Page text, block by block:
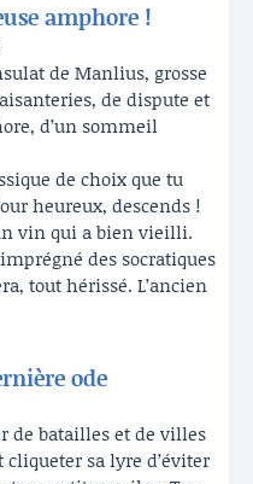
amphore !
de Manlius, grosse
de dispute et
d’un sommeil
de choix que tu
heureux, descends !
vin qui a bien vieilli.
des socratiques
tout hérissé. L’ancien
ode
de batailles et de villes
sa lyre d’éviter